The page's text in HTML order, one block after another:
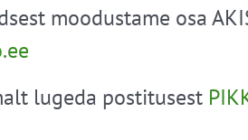
keskus ja Seedri Puukooli OÜ
moodustame osa
lugeda postitusest